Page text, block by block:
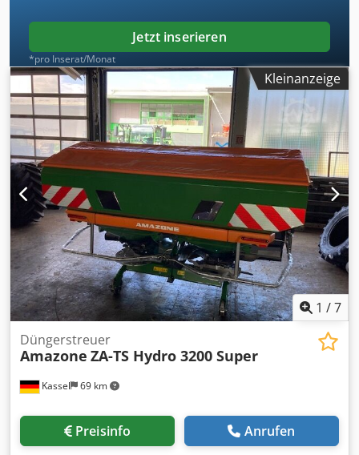
Jetzt inserieren
*pro Inserat/Monat
Kleinanzeige
1 /7
Kassel 69 km
Düngerstreuer
Amazone ZA-TS Hydro 3200 Super
Preisinfo Anrufen